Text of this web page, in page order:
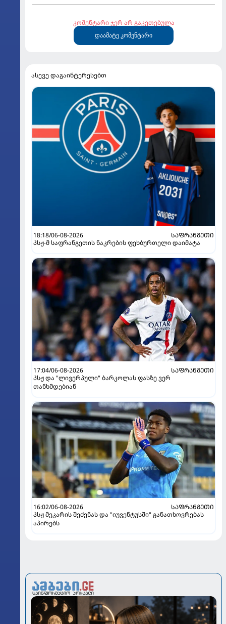
კომენტარი ჯერ არ გაკეთებულა
დაამატე კომენტარი
ასევე დაგაინტერესებთ
18:18/06-08-2026
ᲡᲐᲤᲠᲐᲜᲒᲔᲗᲘ
პსჟ-მ საფრანგეთის ნაკრების ფეხბურთელი დაიმატა
17:04/06-08-2026
ᲡᲐᲤᲠᲐᲜᲒᲔᲗᲘ
პსჟ და "ლივერპული" ბარკოლას ფასზე ვერ
თანხმდებიან
16:02/06-08-2026
ᲡᲐᲤᲠᲐᲜᲒᲔᲗᲘ
პსჟ მეკარის შეძენას და "იუვენტუსში" განათხოვრებას
აპირებს